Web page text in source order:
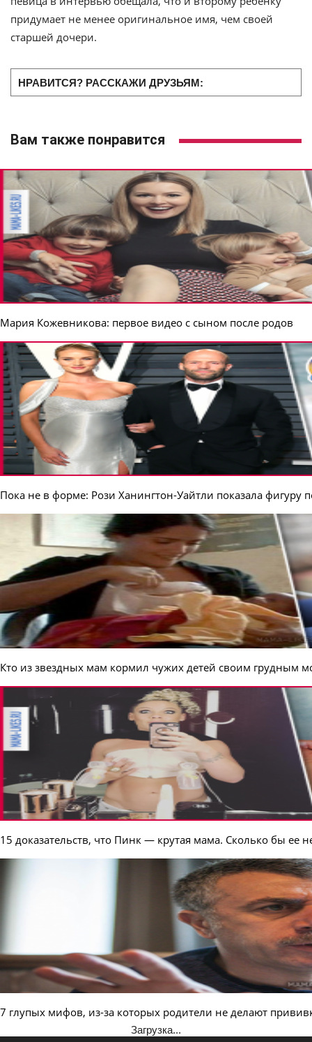
придумает не менее оригинальное имя, чем своей
старшей дочери.
НРАВИТСЯ? РАССКАЖИ ДРУЗЬЯМ:
Вам также понравится
Мария Кожевникова: первое видео с сыном после родов
Пока не в форме: Рози Ханингтон-Уайтли показала фигуру
Кто из звездных мам кормил чужих детей своим грудным
15 доказательств, что Пинк — крутая мама. Сколько бы ее
7 глупых мифов, из-за которых родители не делают
Загрузка...